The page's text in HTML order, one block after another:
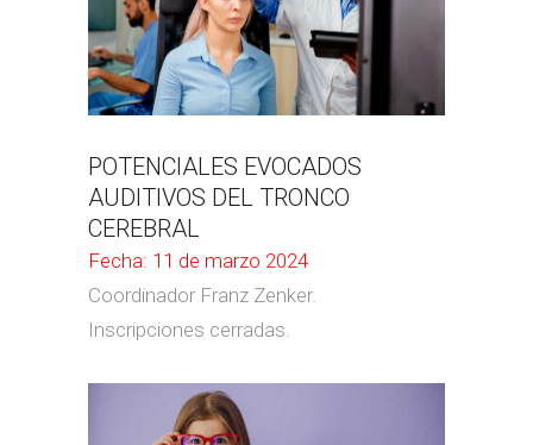
POTENCIALES EVOCADOS
AUDITIVOS DEL TRONCO
CEREBRAL
Fecha: 11 de marzo 2024
Coordinador Franz Zenker.
Inscripciones cerradas.